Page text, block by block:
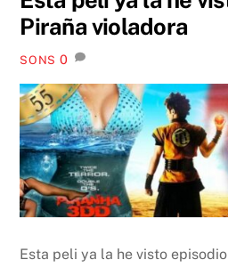
Piraña violadora
SONS 0
Esta peli ya la he visto